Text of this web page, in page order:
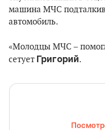
машина МЧС
автомобиль.
«Молодцы МЧС –
сетует Григорий.